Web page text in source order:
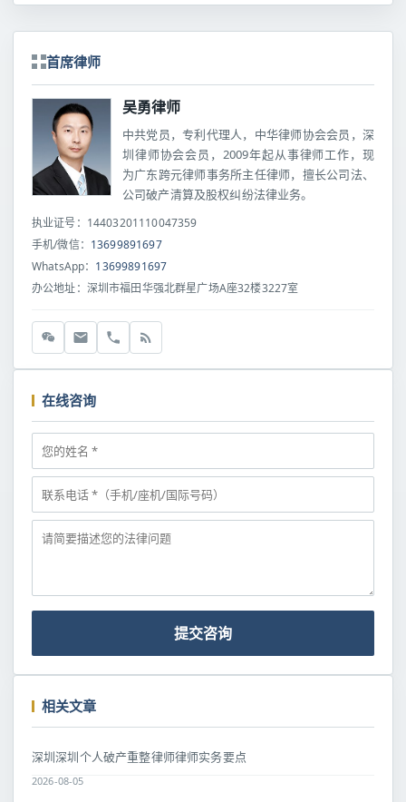
首席律师
吴勇律师
中共党员，专利代理人，中华律师协会会员，深
圳律师协会会员，2009年起从事律师工作，现
为广东跨元律师事务所主任律师，擅长公司法、
公司破产清算及股权纠纷法律业务。
执业证号：14403201110047359
手机/微信： 13699891697
WhatsApp： 13699891697
办公地址：深圳市福田华强北群星广场A座32楼3227室
在线咨询
提交咨询
相关文章
深圳深圳个人破产重整律师律师实务要点
2026-08-05